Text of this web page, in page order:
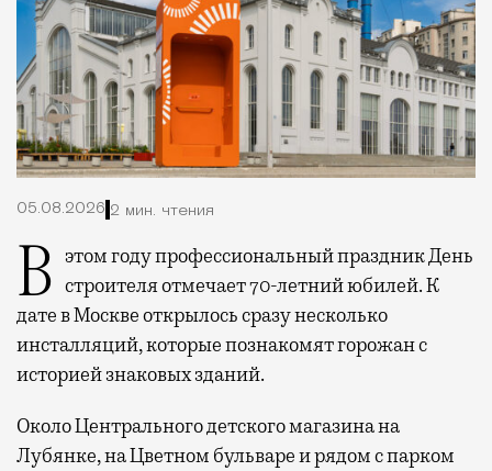
05.08.2026 2 мин. чтения
В этом году профессиональный праздник День строителя отмечает 70-летний юбилей. К
дате в Москве открылось сразу несколько
инсталляций, которые познакомят горожан с
историей знаковых зданий.
Около Центрального детского магазина на
Лубянке, на Цветном бульваре и рядом с парком